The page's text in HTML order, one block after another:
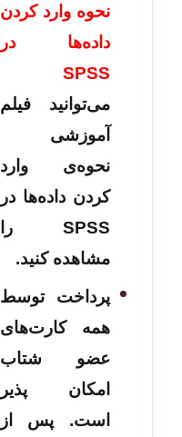
نحوه وارد کردن
داده‌ها در
SPSS
می‌توانید فیلم
آموزشی
نحوه‌ی وارد
کردن داده‌ها در
SPSS را
مشاهده کنید.
پرداخت توسط
همه کارت‌های
عضو شتاب
امکان پذیر
است. پس از